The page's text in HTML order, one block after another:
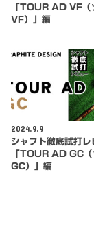
「TOUR AD VF
VF）」編
2024.9.9
シャフト徹底試打レ
「TOUR AD GC
GC）」編